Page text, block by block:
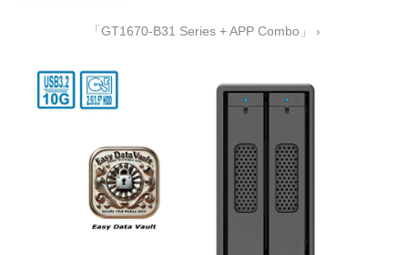
「GT1670-B31 Series + APP Combo」 ›